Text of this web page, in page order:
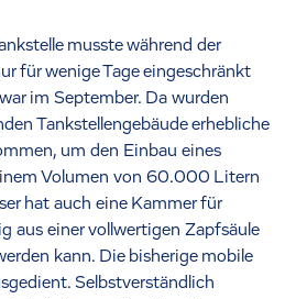
musste während der
für wenige Tage eingeschränkt
im September. Da wurden
Tankstellengebäude erhebliche
um den Einbau eines
Volumen von 60.000 Litern
hat auch eine Kammer für
aus einer vollwertigen Zapfsäule
kann. Die bisherige mobile
Selbstverständlich